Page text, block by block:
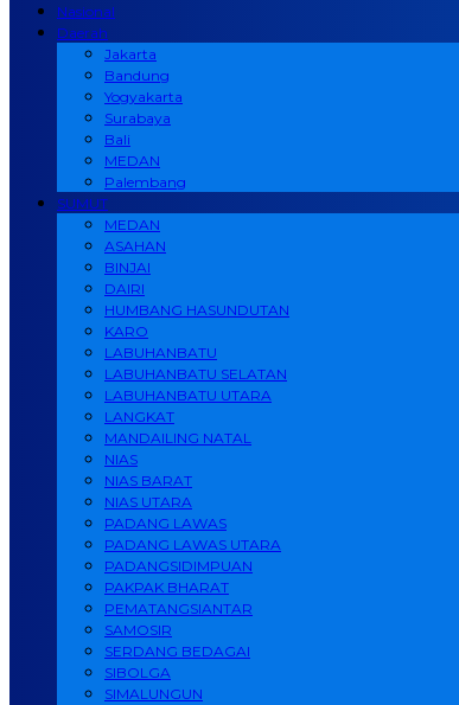
Nasional
Daerah
Jakarta
Bandung
Yogyakarta
Surabaya
Bali
MEDAN
Palembang
SUMUT
MEDAN
ASAHAN
BINJAI
DAIRI
HUMBANG HASUNDUTAN
KARO
LABUHANBATU
LABUHANBATU SELATAN
LABUHANBATU UTARA
LANGKAT
MANDAILING NATAL
NIAS
NIAS BARAT
NIAS UTARA
PADANG LAWAS
PADANG LAWAS UTARA
PADANGSIDIMPUAN
PAKPAK BHARAT
PEMATANGSIANTAR
SAMOSIR
SERDANG BEDAGAI
SIBOLGA
SIMALUNGUN